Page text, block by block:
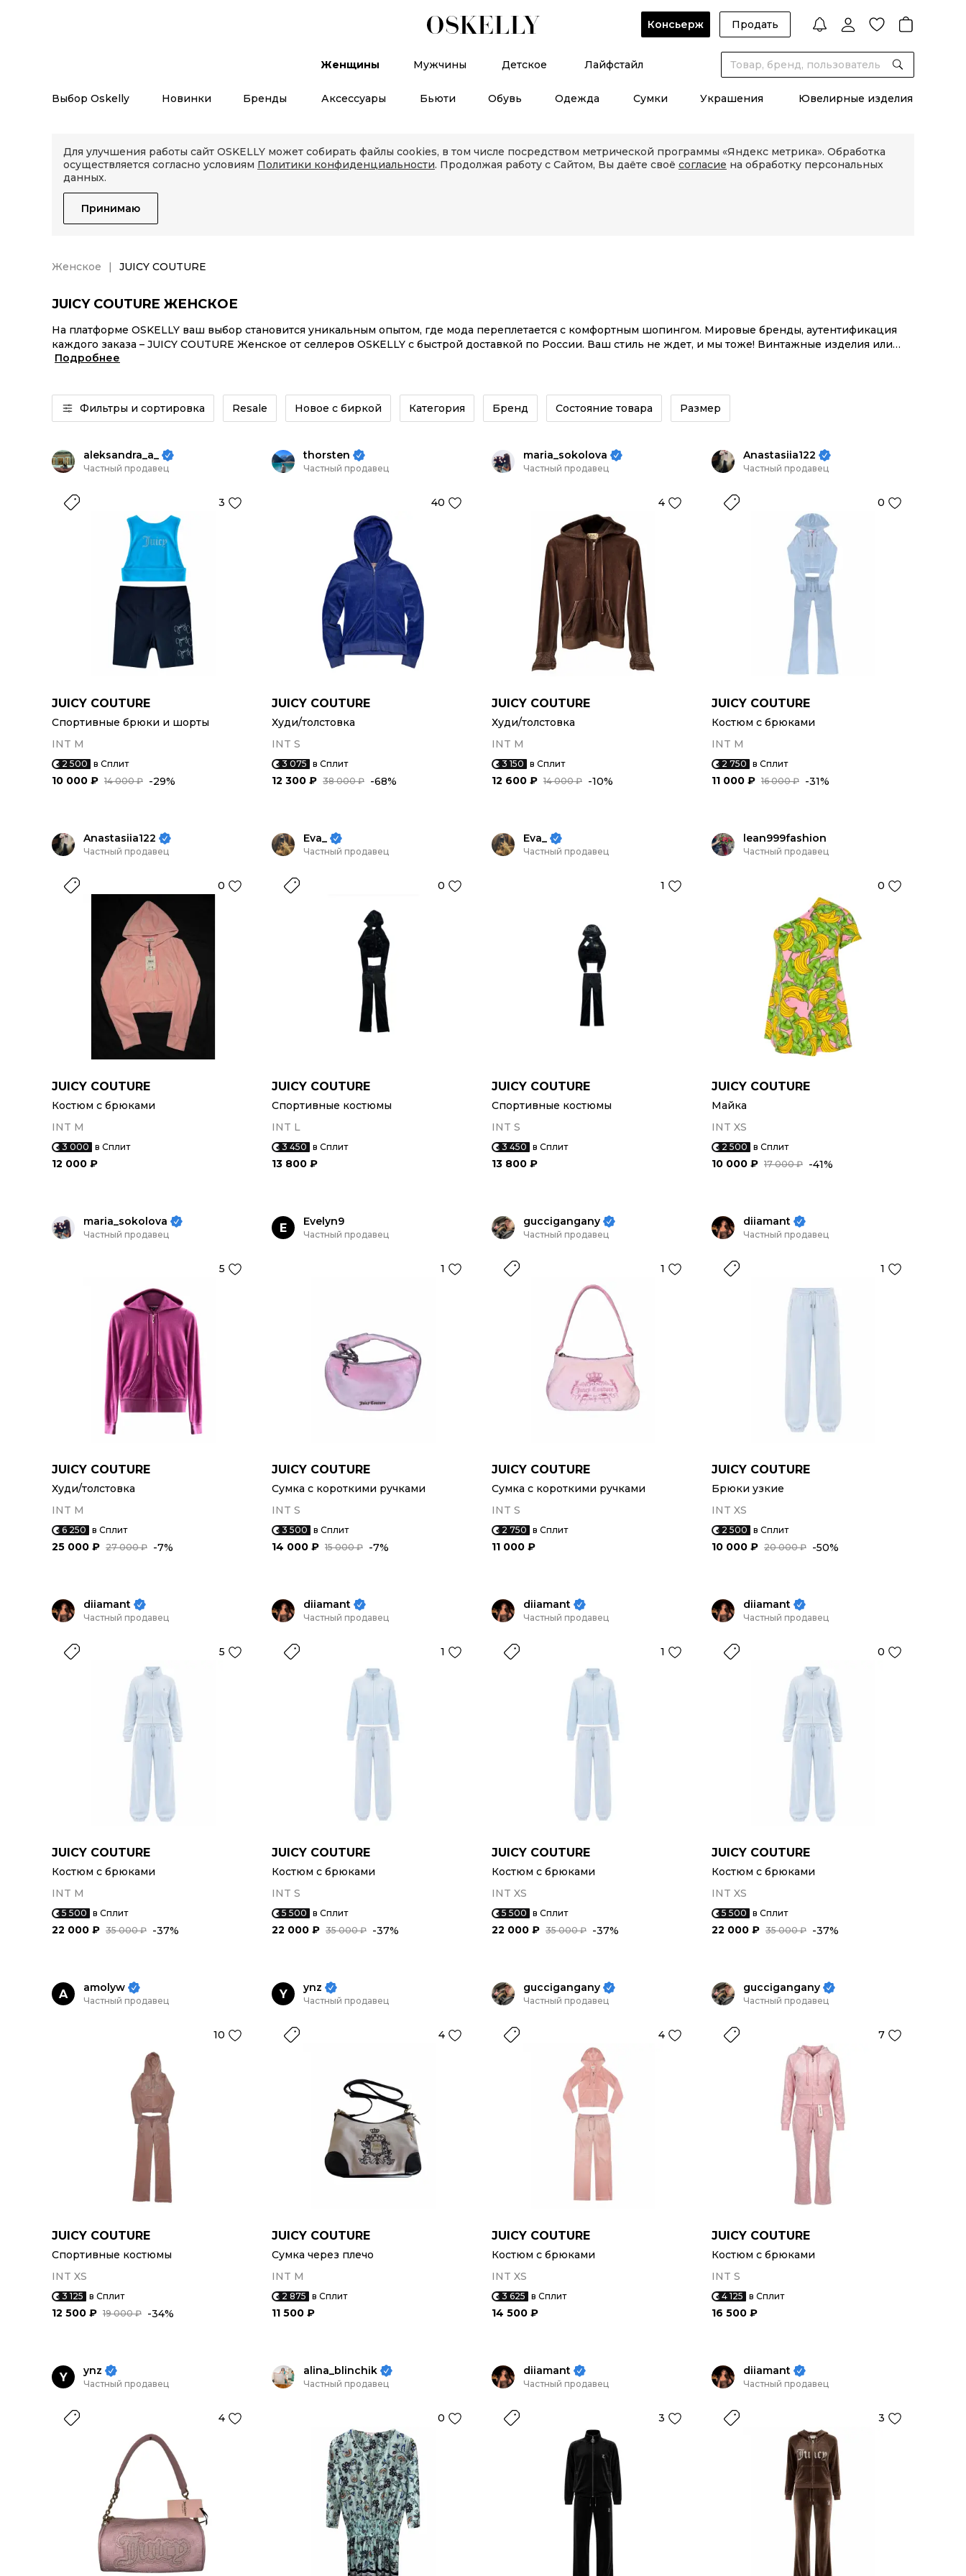
Консьерж Продать
Женщины Мужчины Детское Лайфстайл
Выбор Oskelly Новинки Бренды Аксессуары Бьюти Обувь Одежда Сумки Украшения Ювелирные изделия
Для улучшения работы сайт OSKELLY может собирать файлы cookies, в том числе посредством метрической программы «Яндекс метрика». Обработка
осуществляется согласно условиям Политики конфиденциальности. Продолжая работу с Сайтом, Вы даёте своё согласие на обработку персональных
данных.
Принимаю
Женское JUICY COUTURE
JUICY COUTURE ЖЕНСКОЕ
На платформе OSKELLY ваш выбор становится уникальным опытом, где мода переплетается с комфортным шопингом. Мировые бренды, аутентификация
каждого заказа – JUICY COUTURE Женское от селлеров OSKELLY с быстрой доставкой по России. Ваш стиль не ждет, и мы тоже! Винтажные изделия или
JUICY COUTURE Женское из новых коллекций – заказывайте на сайте или в приложении OSKELLY с целой экосистемой инструментов.
Подробнее
Фильтры и сортировка Resale Новое с биркой Категория Бренд Состояние товара Размер
aleksandra_a_
Частный продавец
3
JUICY COUTURE
Спортивные брюки и шорты
INT M
2 500 в Сплит
14 000 ₽
10 000 ₽ -29%
thorsten
Частный продавец
40
JUICY COUTURE
Худи/толстовка
INT S
3 075 в Сплит
38 000 ₽
12 300 ₽ -68%
maria_sokolova
Частный продавец
4
JUICY COUTURE
Худи/толстовка
INT M
3 150 в Сплит
14 000 ₽
12 600 ₽ -10%
Anastasiia122
Частный продавец
0
JUICY COUTURE
Костюм с брюками
INT M
2 750 в Сплит
16 000 ₽
11 000 ₽ -31%
Anastasiia122
Частный продавец
0
JUICY COUTURE
Костюм с брюками
INT M
3 000 в Сплит
12 000 ₽
Eva_
Частный продавец
0
JUICY COUTURE
Спортивные костюмы
INT L
3 450 в Сплит
13 800 ₽
Eva_
Частный продавец
1
JUICY COUTURE
Спортивные костюмы
INT S
3 450 в Сплит
13 800 ₽
lean999fashion
Частный продавец
0
JUICY COUTURE
Майка
INT XS
2 500 в Сплит
17 000 ₽
10 000 ₽ -41%
maria_sokolova
Частный продавец
5
JUICY COUTURE
Худи/толстовка
INT M
6 250 в Сплит
27 000 ₽
25 000 ₽ -7%
E Evelyn9
Частный продавец
1
JUICY COUTURE
Сумка с короткими ручками
INT S
3 500 в Сплит
15 000 ₽
14 000 ₽ -7%
guccigangany
Частный продавец
1
JUICY COUTURE
Сумка с короткими ручками
INT S
2 750 в Сплит
11 000 ₽
diiamant
Частный продавец
1
JUICY COUTURE
Брюки узкие
INT XS
2 500 в Сплит
20 000 ₽
10 000 ₽ -50%
diiamant
Частный продавец
5
JUICY COUTURE
Костюм с брюками
INT M
5 500 в Сплит
35 000 ₽
22 000 ₽ -37%
diiamant
Частный продавец
1
JUICY COUTURE
Костюм с брюками
INT S
5 500 в Сплит
35 000 ₽
22 000 ₽ -37%
diiamant
Частный продавец
1
JUICY COUTURE
Костюм с брюками
INT XS
5 500 в Сплит
35 000 ₽
22 000 ₽ -37%
diiamant
Частный продавец
0
JUICY COUTURE
Костюм с брюками
INT XS
5 500 в Сплит
35 000 ₽
22 000 ₽ -37%
A amolyw
Частный продавец
10
JUICY COUTURE
Спортивные костюмы
INT XS
3 125 в Сплит
19 000 ₽
12 500 ₽ -34%
Y ynz
Частный продавец
4
JUICY COUTURE
Сумка через плечо
INT M
2 875 в Сплит
11 500 ₽
guccigangany
Частный продавец
4
JUICY COUTURE
Костюм с брюками
INT XS
3 625 в Сплит
14 500 ₽
guccigangany
Частный продавец
7
JUICY COUTURE
Костюм с брюками
INT S
4 125 в Сплит
16 500 ₽
Y ynz
Частный продавец
4
alina_blinchik
Частный продавец
0
diiamant
Частный продавец
3
diiamant
Частный продавец
3